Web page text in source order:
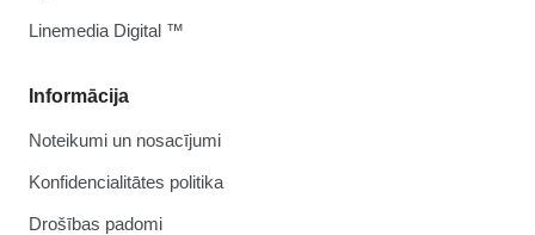
Informācija
Noteikumi un nosacījumi
Konfidencialitātes politika
Drošības padomi
Linemedia Digital ™